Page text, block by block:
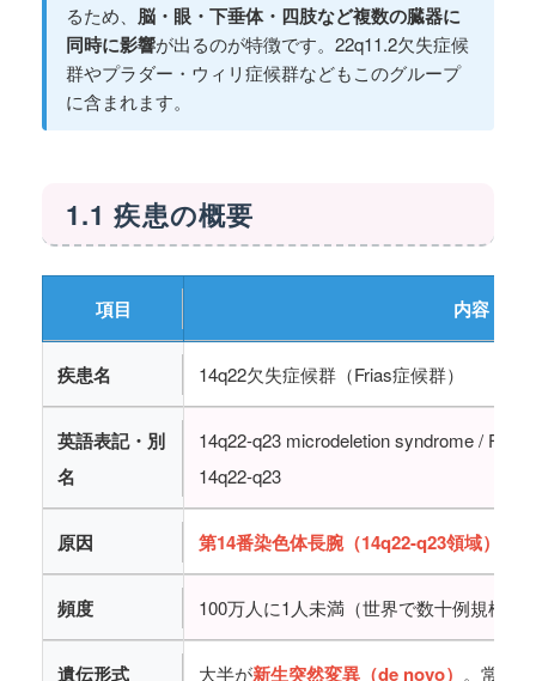
るため、 脳・眼・下垂体・四肢など複数の臓器に
同時に影響が出るのが特徴です。22q11.2欠失症候
群やプラダー・ウィリ症候群などもこのグループ
に含まれます。
1.1 疾患の概要
項目 内容
疾患名 14q22欠失症候群（Frias症候群）
英語表記・別
名
14q22-q23 microdeletion syndrome /
14q22-q23
原因 第14番染色体長腕（14q22-q23領域）の
頻度 100万人に1人未満（世界で数十例規模の
遺伝形式 大半が新生突然変異（de novo） 。常染